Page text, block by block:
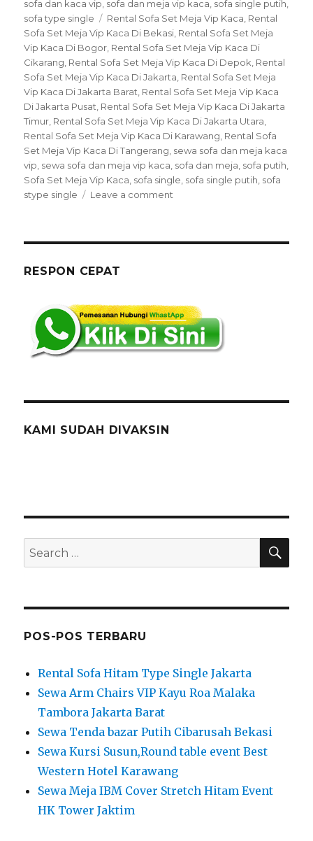
on
sofa dan kaca vip, sofa dan meja vip kaca, sofa single putih,
sofa type single
Tags
Rental Sofa Set Meja Vip Kaca, Rental
Sofa Set Meja Vip Kaca Di Bekasi, Rental Sofa Set Meja
Vip Kaca Di Bogor, Rental Sofa Set Meja Vip Kaca Di
Cikarang, Rental Sofa Set Meja Vip Kaca Di Depok, Rental
Sofa Set Meja Vip Kaca Di Jakarta, Rental Sofa Set Meja
Vip Kaca Di Jakarta Barat, Rental Sofa Set Meja Vip Kaca
Di Jakarta Pusat, Rental Sofa Set Meja Vip Kaca Di Jakarta
Timur, Rental Sofa Set Meja Vip Kaca Di Jakarta Utara,
Rental Sofa Set Meja Vip Kaca Di Karawang, Rental Sofa
Set Meja Vip Kaca Di Tangerang, sewa sofa dan meja kaca
vip, sewa sofa dan meja vip kaca, sofa dan meja, sofa putih,
Sofa Set Meja Vip Kaca, sofa single, sofa single putih, sofa
stype single
Leave a comment
Jakarta
RESPON CEPAT
KAMI SUDAH DIVAKSIN
Search
for:
POS-POS TERBARU
Rental Sofa Hitam Type Single Jakarta
Sewa Arm Chairs VIP Kayu Roa Malaka
Tambora Jakarta Barat
Sewa Tenda bazar Putih Cibarusah Bekasi
Sewa Kursi Susun,Round table event Best
Western Hotel Karawang
Sewa Meja IBM Cover Stretch Hitam Event
HK Tower Jaktim